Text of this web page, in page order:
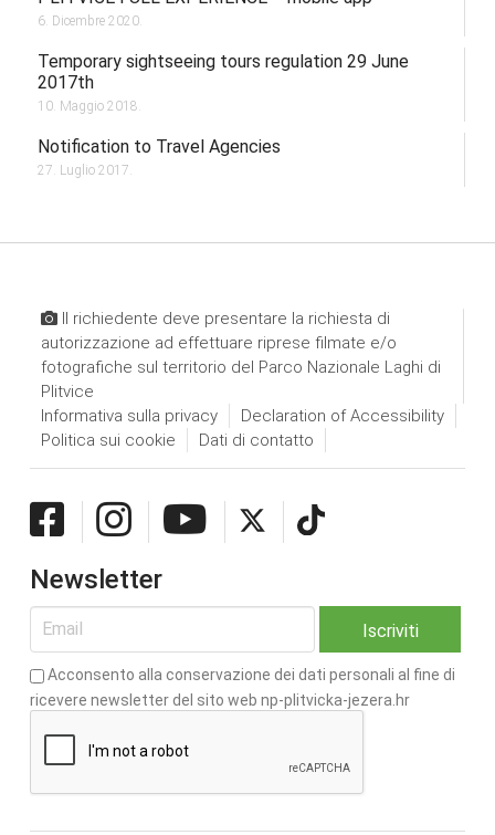
6. Dicembre 2020.
Temporary sightseeing tours regulation 29 June
2017th
10. Maggio 2018.
Notification to Travel Agencies
27. Luglio 2017.
Il richiedente deve presentare la richiesta di
autorizzazione ad effettuare riprese filmate e/o
fotografiche sul territorio del Parco Nazionale Laghi di
Plitvice
Informativa sulla privacy
Declaration of Accessibility
Politica sui cookie
Dati di contatto
Newsletter
Acconsento alla conservazione dei dati personali al fine di
ricevere newsletter del sito web np-plitvicka-jezera.hr